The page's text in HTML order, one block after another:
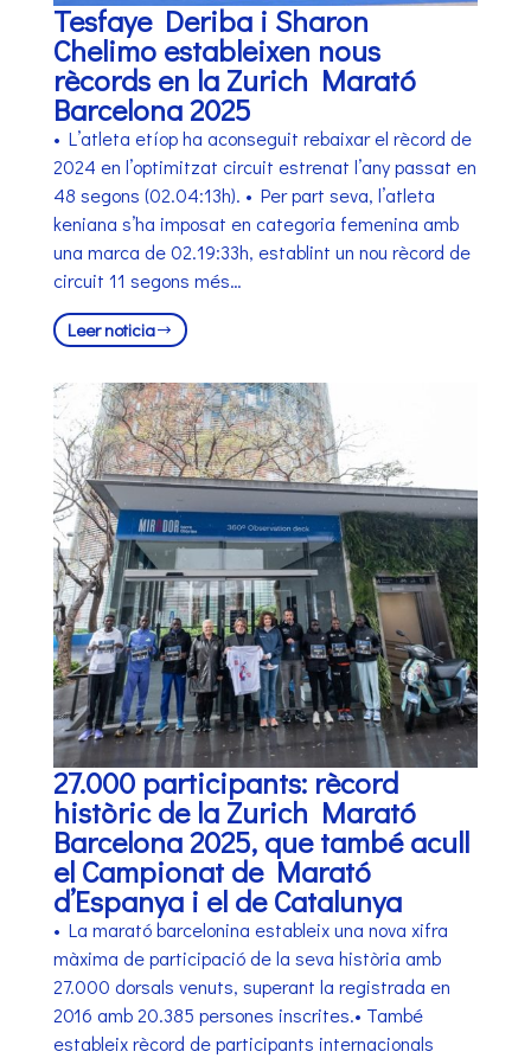
Tesfaye Deriba i Sharon
Chelimo estableixen nous
rècords en la Zurich Marató
Barcelona 2025
• L’atleta etíop ha aconseguit rebaixar el rècord de
2024 en l’optimitzat circuit estrenat l’any passat en
48 segons (02.04:13h). • Per part seva, l’atleta
keniana s’ha imposat en categoria femenina amb
una marca de 02.19:33h, establint un nou rècord de
circuit 11 segons més…
Leer noticia
27.000 participants: rècord
històric de la Zurich Marató
Barcelona 2025, que també acull
el Campionat de Marató
d’Espanya i el de Catalunya
• La marató barcelonina estableix una nova xifra
màxima de participació de la seva història amb
27.000 dorsals venuts, superant la registrada en
2016 amb 20.385 persones inscrites.• També
estableix rècord de participants internacionals